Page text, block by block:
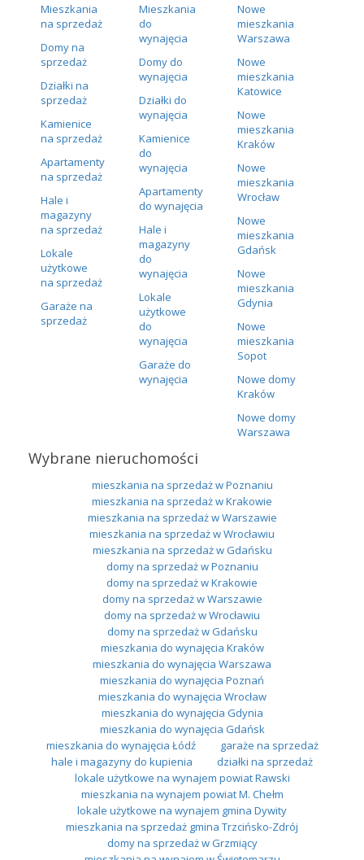
Mieszkania
na sprzedaż
Domy na
sprzedaż
Działki na
sprzedaż
Kamienice
na sprzedaż
Apartamenty
na sprzedaż
Hale i
magazyny
na sprzedaż
Lokale
użytkowe
na sprzedaż
Garaże na
sprzedaż
Mieszkania
do
wynajęcia
Domy do
wynajęcia
Działki do
wynajęcia
Kamienice
do
wynajęcia
Apartamenty
do wynajęcia
Hale i
magazyny
do
wynajęcia
Lokale
użytkowe
do
wynajęcia
Garaże do
wynajęcia
Nowe
mieszkania
Warszawa
Nowe
mieszkania
Katowice
Nowe
mieszkania
Kraków
Nowe
mieszkania
Wrocław
Nowe
mieszkania
Gdańsk
Nowe
mieszkania
Gdynia
Nowe
mieszkania
Sopot
Nowe domy
Kraków
Nowe domy
Warszawa
Wybrane nieruchomości
mieszkania na sprzedaż w Poznaniu
mieszkania na sprzedaż w Krakowie
mieszkania na sprzedaż w Warszawie
mieszkania na sprzedaż w Wrocławiu
mieszkania na sprzedaż w Gdańsku
domy na sprzedaż w Poznaniu
domy na sprzedaż w Krakowie
domy na sprzedaż w Warszawie
domy na sprzedaż w Wrocławiu
domy na sprzedaż w Gdańsku
mieszkania do wynajęcia Kraków
mieszkania do wynajęcia Warszawa
mieszkania do wynajęcia Poznań
mieszkania do wynajęcia Wrocław
mieszkania do wynajęcia Gdynia
mieszkania do wynajęcia Gdańsk
mieszkania do wynajęcia Łódź
garaże na sprzedaż
hale i magazyny do kupienia
działki na sprzedaż
lokale użytkowe na wynajem powiat Rawski
mieszkania na wynajem powiat M. Chełm
lokale użytkowe na wynajem gmina Dywity
mieszkania na sprzedaż gmina Trzcińsko-Zdrój
domy na sprzedaż w Grzmiący